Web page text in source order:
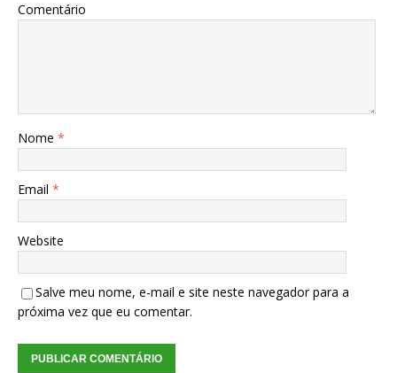
Comentário
Nome *
Email *
Website
Salve meu nome, e-mail e site neste navegador para a
próxima vez que eu comentar.